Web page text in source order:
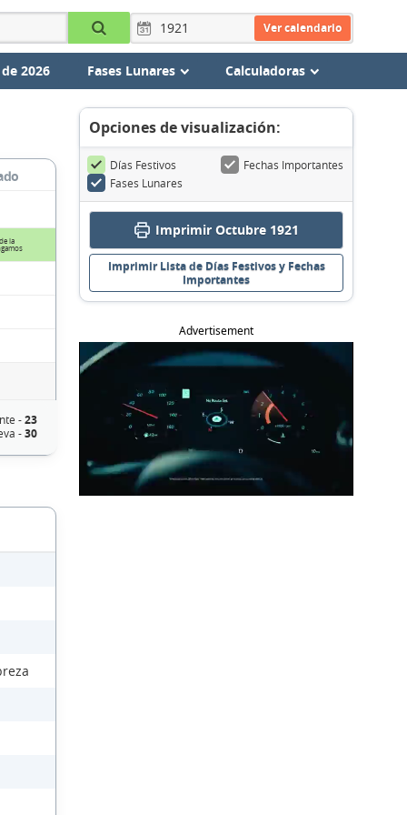
Ver calendario
2026 Fases Lunares Calculadoras
la
-23
-30
Opciones de visualización:
Días Festivos
Fechas Importantes
Fases Lunares
Imprimir Octubre 1921
Imprimir Lista de Días Festivos y Fechas
Importantes
Advertisement